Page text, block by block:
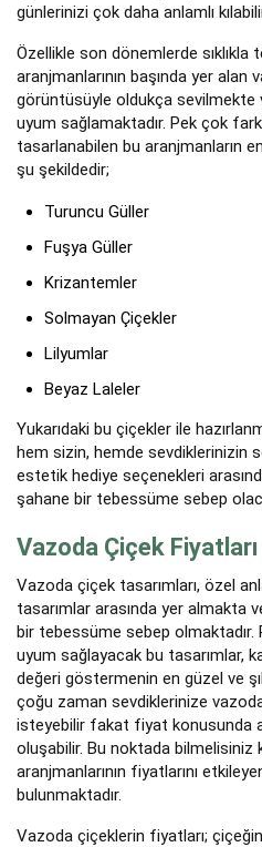
günlerinizi çok daha anlamlı
Özellikle son dönemlerde sıklıkla
aranjmanlarının başında yer
görüntüsüyle oldukça sevilmekte
uyum sağlamaktadır. Pek çok
tasarlanabilen bu aranjmanların
şu şekildedir;
Turuncu Güller
Fuşya Güller
Krizantemler
Solmayan Çiçekler
Lilyumlar
Beyaz Laleler
Yukarıdaki bu çiçekler ile
hem sizin, hemde sevdiklerinizin
estetik hediye seçenekleri
şahane bir tebessüme sebep
Vazoda Çiçek Fiyatları
Vazoda çiçek tasarımları, özel
tasarımlar arasında yer almakta
bir tebessüme sebep
uyum sağlayacak bu tasarımlar,
değeri göstermenin en güzel ve
çoğu zaman sevdiklerinize
isteyebilir fakat fiyat konusunda
oluşabilir. Bu noktada bilmelisiniz
aranjmanlarının fiyatlarını
bulunmaktadır.
Vazoda çiçeklerin fiyatları;